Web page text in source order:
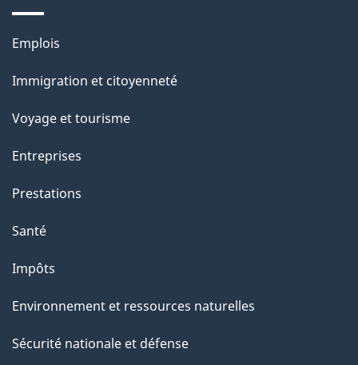
s
r
c
t
t
p
a
e
Thèmes
sujets
Emplois
Immigration et citoyenneté
Voyage et tourisme
Entreprises
Prestations
Santé
Impôts
Environnement et ressources naturelles
Sécurité nationale et défense